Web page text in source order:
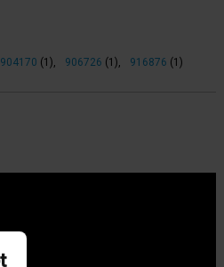
904170 (1), 906726 (1), 916876 (1)